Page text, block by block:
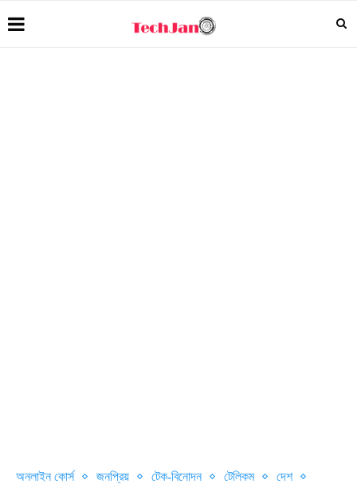
অনলাইন কোর্স জনপ্রিয় টেক-বিনোদন টেলিকম
দেশ